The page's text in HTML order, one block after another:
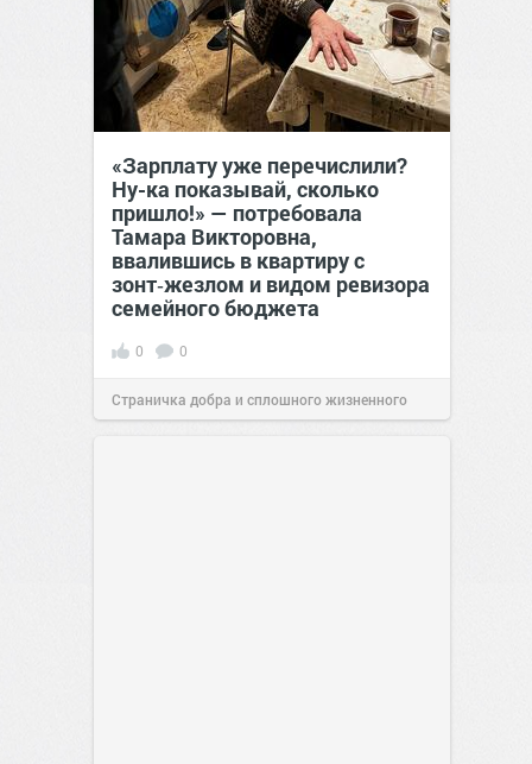
«Зарплату уже перечислили?
Ну-ка показывай, сколько
пришло!» — потребовала
Тамара Викторовна,
ввалившись в квартиру с
зонт‑жезлом и видом ревизора
семейного бюджета
0 0
Страничка добра и сплошного жизненного